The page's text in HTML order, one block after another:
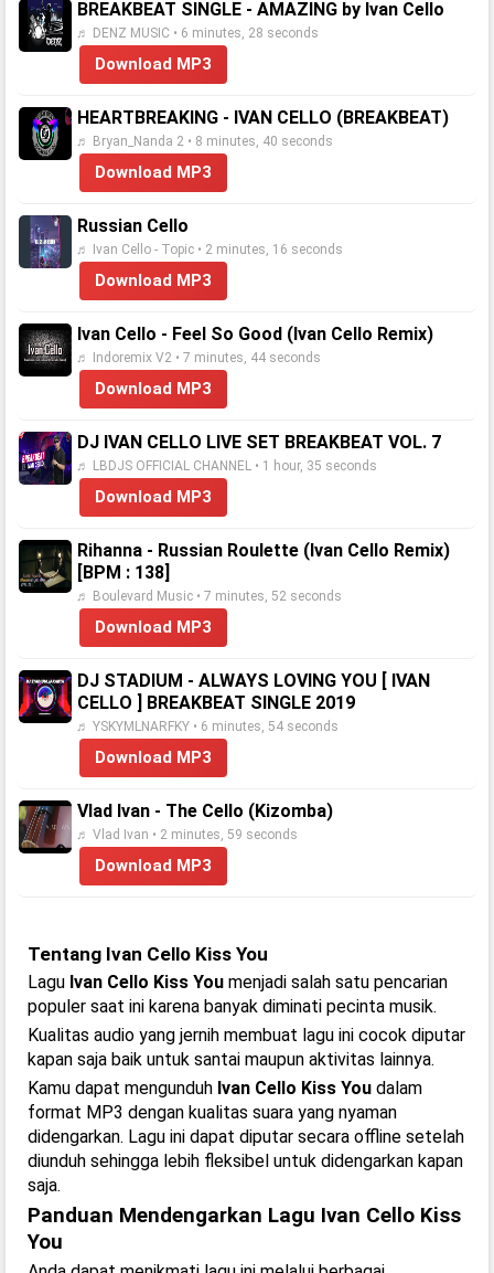
BREAKBEAT SINGLE - AMAZING by Ivan Cello
♬ DENZ MUSIC • 6 minutes, 28 seconds
Download MP3
HEARTBREAKING - IVAN CELLO (BREAKBEAT)
♬ Bryan_Nanda 2 • 8 minutes, 40 seconds
Download MP3
Russian Cello
♬ Ivan Cello - Topic • 2 minutes, 16 seconds
Download MP3
Ivan Cello - Feel So Good (Ivan Cello Remix)
♬ Indoremix V2 • 7 minutes, 44 seconds
Download MP3
DJ IVAN CELLO LIVE SET BREAKBEAT VOL. 7
♬ LBDJS OFFICIAL CHANNEL • 1 hour, 35 seconds
Download MP3
Rihanna - Russian Roulette (Ivan Cello Remix)
[BPM : 138]
♬ Boulevard Music • 7 minutes, 52 seconds
Download MP3
DJ STADIUM - ALWAYS LOVING YOU [ IVAN
CELLO ] BREAKBEAT SINGLE 2019
♬ YSKYMLNARFKY • 6 minutes, 54 seconds
Download MP3
Vlad Ivan - The Cello (Kizomba)
♬ Vlad Ivan • 2 minutes, 59 seconds
Download MP3
Tentang Ivan Cello Kiss You
Lagu Ivan Cello Kiss You menjadi salah satu pencarian
populer saat ini karena banyak diminati pecinta musik.
Kualitas audio yang jernih membuat lagu ini cocok diputar
kapan saja baik untuk santai maupun aktivitas lainnya.
Kamu dapat mengunduh Ivan Cello Kiss You dalam
format MP3 dengan kualitas suara yang nyaman
didengarkan. Lagu ini dapat diputar secara offline setelah
diunduh sehingga lebih fleksibel untuk didengarkan kapan
saja.
Panduan Mendengarkan Lagu Ivan Cello Kiss
You